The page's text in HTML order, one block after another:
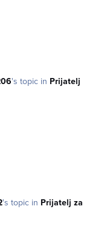
's topic in Prijatelj
's topic in Prijatelj za